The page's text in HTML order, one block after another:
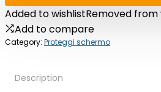
Added to wishlistRemoved from
Add to compare
Category: Proteggi schermo
Description